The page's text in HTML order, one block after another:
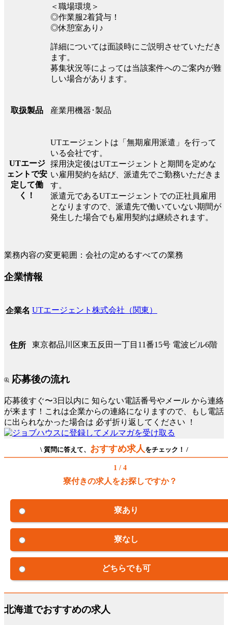
＜職場環境＞
◎作業服2着貸与！
◎休憩室あり♪
詳細については面談時にご説明させていただき
ます。
募集状況等によっては当該案件へのご案内が難
しい場合があります。
取扱製品 産業用機器･製品
UTエージ
ェントで安
定して働
く！
UTエージェントは「無期雇用派遣」を行って
いる会社です。
採用決定後はUTエージェントと期間を定めな
い雇用契約を結び、派遣先でご勤務いただきま
す。
派遣元であるUTエージェントでの正社員雇用
となりますので、派遣先で働いていない期間が
発生した場合でも雇用契約は継続されます。
業務内容の変更範囲：会社の定めるすべての業務
企業情報
企業名 UTエージェント株式会社（関東）
住所 東京都品川区東五反田一丁目11番15号 電波ビル6階
応募後の流れ
応募後すぐ〜3日以内に 知らない電話番号やメール から連絡
が来ます！これは企業からの連絡になりますので、もし電話
に出られなかった場合は 必ず折り返してください ！
\ 質問に答えて、 おすすめ求人 をチェック！ /
1 / 4
寮付きの求人をお探しですか？
寮あり
寮なし
どちらでも可
北海道でおすすめの求人